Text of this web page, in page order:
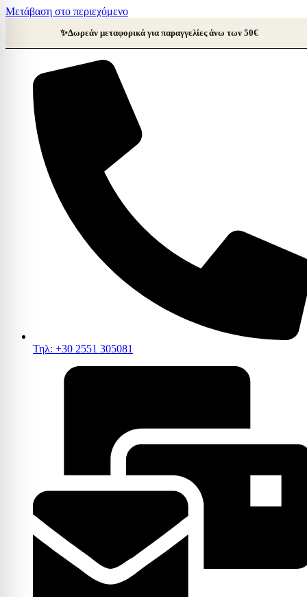
Μετάβαση στο περιεχόμενο
✨Δωρεάν μεταφορικά για παραγγελίες άνω των 50€
Τηλ: +30 2551 305081